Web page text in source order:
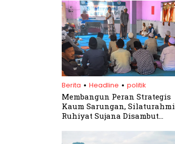
Berita . Headline . politik
Membangun Peran Strategis
Kaum Sarungan, Silaturahmi
Ruhiyat Sujana Disambut